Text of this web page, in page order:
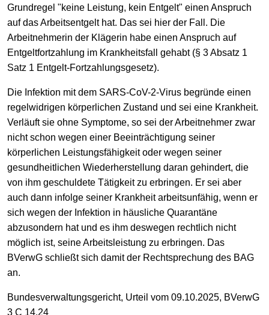
Grundregel "keine Leistung, kein Entgelt" einen Anspruch
auf das Arbeitsentgelt hat. Das sei hier der Fall. Die
Arbeitnehmerin der Klägerin habe einen Anspruch auf
Entgeltfortzahlung im Krankheitsfall gehabt (§ 3 Absatz 1
Satz 1 Entgelt-Fortzahlungsgesetz).
Die Infektion mit dem SARS-CoV-2-Virus begründe einen
regelwidrigen körperlichen Zustand und sei eine Krankheit.
Verläuft sie ohne Symptome, so sei der Arbeitnehmer zwar
nicht schon wegen einer Beeinträchtigung seiner
körperlichen Leistungsfähigkeit oder wegen seiner
gesundheitlichen Wiederherstellung daran gehindert, die
von ihm geschuldete Tätigkeit zu erbringen. Er sei aber
auch dann infolge seiner Krankheit arbeitsunfähig, wenn er
sich wegen der Infektion in häusliche Quarantäne
abzusondern hat und es ihm deswegen rechtlich nicht
möglich ist, seine Arbeitsleistung zu erbringen. Das
BVerwG schließt sich damit der Rechtsprechung des BAG
an.
Bundesverwaltungsgericht, Urteil vom 09.10.2025, BVerwG
3 C 14.24